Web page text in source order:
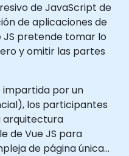
de JavaScript de
de aplicaciones de
JS pretende tomar lo
y omitir las partes
impartida por un
los participantes
arquitectura
de Vue JS para
de página única